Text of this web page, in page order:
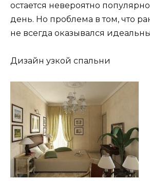
остается невероятно
день. Но проблема в том, что
не всегда оказывался
Дизайн узкой спальни